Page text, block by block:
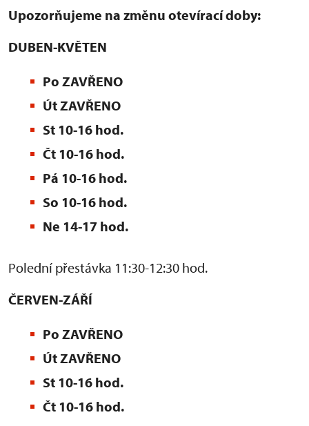
Upozorňujeme na změnu otevírací doby:
DUBEN-KVĚTEN
Po ZAVŘENO
Út ZAVŘENO
St 10-16 hod.
Čt 10-16 hod.
Pá 10-16 hod.
So 10-16 hod.
Ne 14-17 hod.
Polední přestávka 11:30-12:30 hod.
ČERVEN-ZÁŘÍ
Po ZAVŘENO
Út ZAVŘENO
St 10-16 hod.
Čt 10-16 hod.